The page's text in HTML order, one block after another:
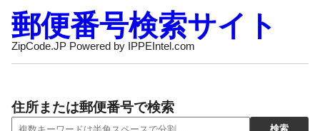
郵便番号検索サイト
ZipCode.JP Powered by IPPEIntel.com
住所または郵便番号で検索